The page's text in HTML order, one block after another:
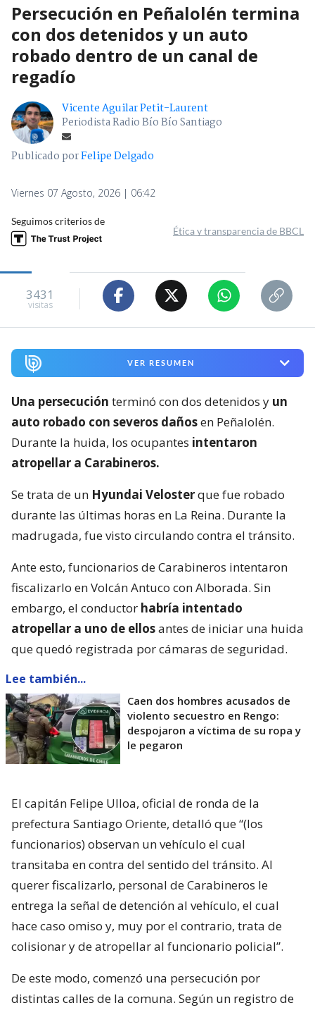
Persecución en Peñalolén termina
con dos detenidos y un auto
robado dentro de un canal de
regadío
Vicente Aguilar Petit-Laurent
Periodista Radio Bío Bío Santiago
Publicado porFelipe Delgado
Viernes 07 Agosto, 2026 | 06:42
Seguimos criterios de
Ética y transparencia de BBCL
3431
visitas
VER RESUMEN
Una persecución terminó con dos detenidos y un
auto robado con severos dañosen Peñalolén.
Durante la huida, los ocupantes intentaron
atropellar a Carabineros.
Se trata de un Hyundai Velosterque fue robado
durante las últimas horas en La Reina. Durante la
madrugada, fue visto circulando contra el tránsito.
Ante esto, funcionarios de Carabineros intentaron
fiscalizarlo en Volcán Antuco con Alborada. Sin
embargo, el conductor habría intentado
atropellar a uno de ellosantes de iniciar una huida
que quedó registrada por cámaras de seguridad.
Lee también...
Caen dos hombres acusados de
violento secuestro en Rengo:
despojaron a víctima de su ropa y
le pegaron
El capitán Felipe Ulloa, oficial de ronda de la
prefectura Santiago Oriente, detalló que “(los
funcionarios) observan un vehículo el cual
transitaba en contra del sentido del tránsito. Al
querer fiscalizarlo, personal de Carabineros le
entrega la señal de detención al vehículo, el cual
hace caso omiso y, muy por el contrario, trata de
colisionar y de atropellar al funcionario policial”.
De este modo, comenzó una persecución por
distintas calles de la comuna. Según un registro de